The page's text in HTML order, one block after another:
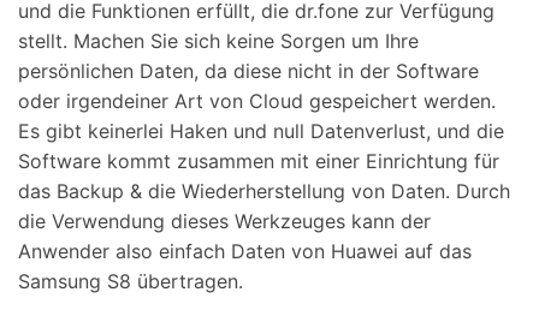
und die Funktionen erfüllt, die dr.fone zur Verfügung
stellt. Machen Sie sich keine Sorgen um Ihre
persönlichen Daten, da diese nicht in der Software
oder irgendeiner Art von Cloud gespeichert werden.
Es gibt keinerlei Haken und null Datenverlust, und die
Software kommt zusammen mit einer Einrichtung für
das Backup & die Wiederherstellung von Daten. Durch
die Verwendung dieses Werkzeuges kann der
Anwender also einfach Daten von Huawei auf das
Samsung S8 übertragen.